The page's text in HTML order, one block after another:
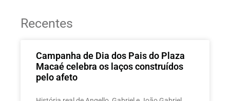
Recentes
Campanha de Dia dos Pais do Plaza
Macaé celebra os laços construídos
pelo afeto